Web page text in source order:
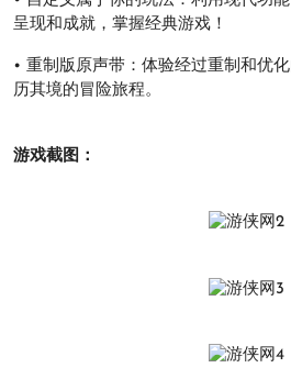
呈现和成就，掌握经典游戏！
• 重制版原声带：体验经过重制和优
历其境的冒险旅程。
游戏截图：